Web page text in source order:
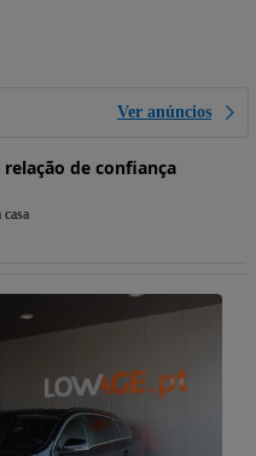
Ver anúncios
de confiança
casa